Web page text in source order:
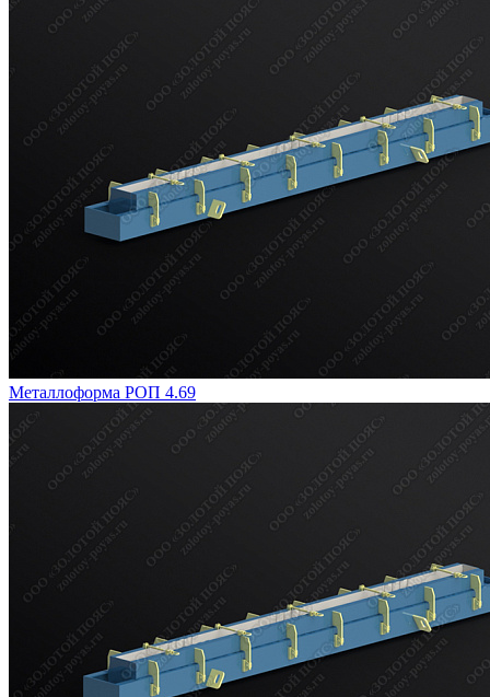
Металлоформа РОП 4.69